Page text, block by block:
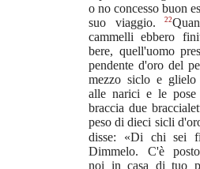
o no concesso buon
suo viaggio.22
cammelli ebbero
bere, quell'uomo
pendente d'oro del
mezzo siclo e glielo
alle narici e le pose
braccia due
peso di dieci sicli
disse: «Di chi sei
Dimmelo. C'è
noi in casa di tuo